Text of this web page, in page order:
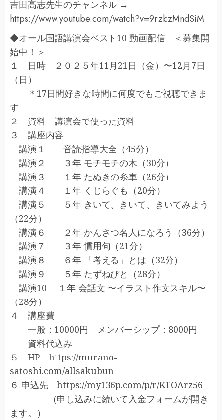
吉田高志先生のチャンネル →
https://www.youtube.com/watch?v=9rzbzMndSiM
◆オール国語講演会ベスト10 動画配信 ＜募集開
始中！＞
１ 日時 ２０２５年11月21日（金）〜12月7日
（日）
＊17日間好きな時間に何度でもご視聴できま
す
２ 資料 講演会で使った資料
３ 講座内容
講演１ 音読指導大全（45分）
講演２ ３年 モチモチの木（30分）
講演３ １年 たぬきの糸車（26分）
講演４ １年 くじらぐも（20分）
講演５ ５年 きいて、きいて、きいてみよう
（22分）
講演６ ２年 かんさつ名人になろう（36分）
講演７ ３年 慣用句（21分）
講演８ ６年 「考える」とは（32分）
講演９ ５年 たずねびと（28分）
講演10 １年 会話文 〜イラスト作文スキル〜
（28分）
４ 講座費
一般：10000円 メンバーシップ：8000円
資料代込み
５ HP https://murano-
satoshi.com/allsakubun
６ 申込先 https://my136p.com/p/r/KTOArz56
（申し込みに続いて入金フォームが開き
ます。）